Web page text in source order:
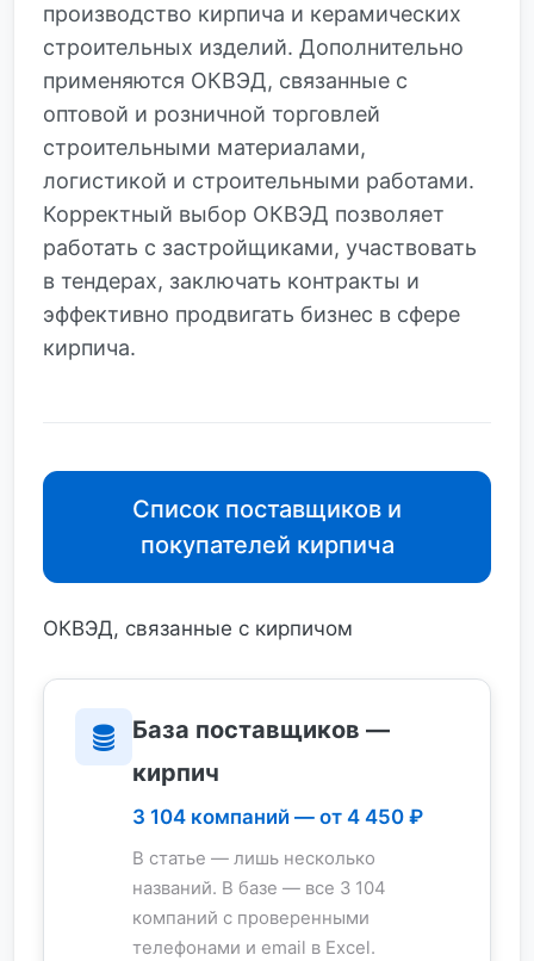
производство кирпича и керамических
строительных изделий. Дополнительно
применяются ОКВЭД, связанные с
оптовой и розничной торговлей
строительными материалами,
логистикой и строительными работами.
Корректный выбор ОКВЭД позволяет
работать с застройщиками, участвовать
в тендерах, заключать контракты и
эффективно продвигать бизнес в сфере
кирпича.
Список поставщиков и
покупателей кирпича
ОКВЭД, связанные с кирпичом
База поставщиков —
кирпич
3 104 компаний — от 4 450 ₽
В статье — лишь несколько
названий. В базе — все 3 104
компаний с проверенными
телефонами и email в Excel.